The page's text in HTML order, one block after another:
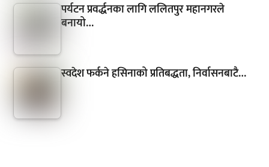
पर्यटन प्रवर्द्धनका लागि ललितपुर महानगरले
बनायो…
स्वदेश फर्कने हसिनाको प्रतिबद्धता, निर्वासनबाटै…